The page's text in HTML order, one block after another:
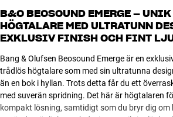
B&O BEOSOUND EMERGE –
HÖGTALARE MED ULTRATUNN
EXKLUSIV FINISH OCH FINT
Bang & Olufsen Beosound Emerge är en
trådlös högtalare som med sin ultratunna
än en bok i hyllan. Trots detta får du ett
med suverän spridning. Det här är högtalaren
kompakt lösning, samtidigt som du bryr dig om